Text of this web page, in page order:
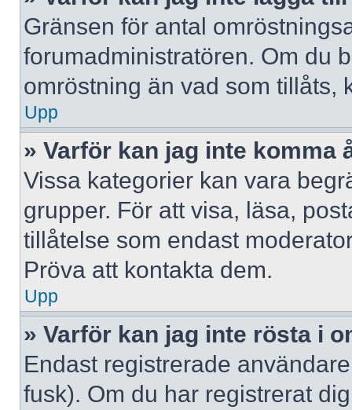
Gränsen för antal
forumadministratören. Om du
omröstning än vad som tillåts,
Upp
» Varför kan jag inte komma
Vissa kategorier kan vara
grupper. För att visa, läsa,
tillåtelse som endast
Pröva att kontakta dem.
Upp
» Varför kan jag inte rösta i
Endast registrerade
fusk). Om du har registrerat